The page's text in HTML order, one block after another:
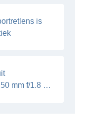
is
mm f/1.8 II-